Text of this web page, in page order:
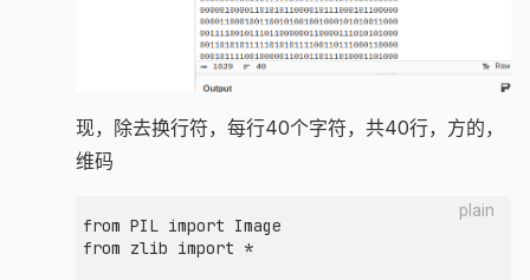
观察发现，除去换行符，每行40个字符，共40行，方的，
制作二维码
plain
from PIL import Image
from zlib import *